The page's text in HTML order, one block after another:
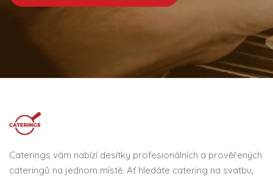
Caterings vám nabízí desítky profesionálních a prověřených
cateringů na jednom místě. Ať hledáte catering na svatbu,